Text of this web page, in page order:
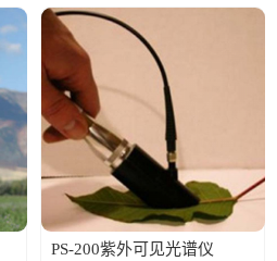
PS-200紫外可见光谱仪